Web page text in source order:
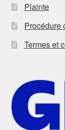
Plainte
Procédure
Termes et